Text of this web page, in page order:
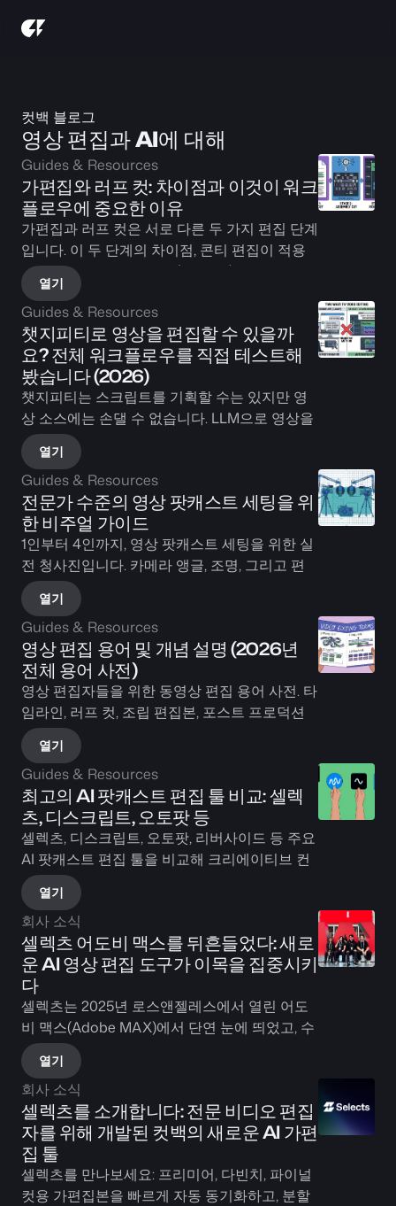
컷백 블로그
영상 편집과 AI에 대해
Guides & Resources
가편집와 러프 컷: 차이점과 이것이 워크
플로우에 중요한 이유
가편집과 러프 컷은 서로 다른 두 가지 편집 단계
입니다. 이 두 단계의 차이점, 콘티 편집이 적용
되는 부분, 그리고 셀렉츠(Selects)가 조립 편집
과정을 어떻게 자동으로 수행하는지 알아보세
요.
열기
Guides & Resources
챗지피티로 영상을 편집할 수 있을까
요? 전체 워크플로우를 직접 테스트해
봤습니다 (2026)
챗지피티는 스크립트를 기획할 수는 있지만 영
상 소스에는 손댈 수 없습니다. LLM으로 영상을
편집하는 전체 워크플로우를 직접 테스트해 봤
습니다. 실제로 무엇이 작동하는지 확인해 보시
기 바랍니다.
열기
Guides & Resources
전문가 수준의 영상 팟캐스트 세팅을 위
한 비주얼 가이드
1인부터 4인까지, 영상 팟캐스트 세팅을 위한 실
전 청사진입니다. 카메라 앵글, 조명, 그리고 편
집과 자동화를 더 쉽게 만들어주는 레이아웃까
지 다룹니다.
열기
Guides & Resources
영상 편집 용어 및 개념 설명 (2026년
전체 용어 사전)
영상 편집자들을 위한 동영상 편집 용어 사전. 타
임라인, 러프 컷, 조립 편집본, 포스트 프로덕션
워크플로우 및 최신 AI 영상 편집 자동화에 대해
읽어 보세요.
열기
Guides & Resources
최고의 AI 팟캐스트 편집 툴 비교: 셀렉
츠, 디스크립트, 오토팟 등
셀렉츠, 디스크립트, 오토팟, 리버사이드 등 주요
AI 팟캐스트 편집 툴을 비교해 크리에이티브 컨
트롤을 유지하면서 편집 속도를 높이는 방법을
찾아보세요.
열기
회사 소식
셀렉츠 어도비 맥스를 뒤흔들었다: 새로
운 AI 영상 편집 도구가 이목을 집중시키
다
셀렉츠는 2025년 로스앤젤레스에서 열린 어도
비 맥스(Adobe MAX)에서 단연 눈에 띄었고, 수
백 명의 참가자가 라이브 데모를 보기 위해 몰려
들었습니다. 강력한 영상 편집 도구가 크리에이
터들에게 어떤 반향을 일으켰는지, 그리고 AI로
가능한 일의 기준을 어떻게 새로 세웠는지 확인
해 보시기 바랍니다.
열기
회사 소식
셀렉츠를 소개합니다: 전문 비디오 편집
자를 위해 개발된 컷백의 새로운 AI 가편
집 툴
셀렉츠를 만나보세요: 프리미어, 다빈치, 파이널
컷용 가편집본을 빠르게 자동 동기화하고, 분할